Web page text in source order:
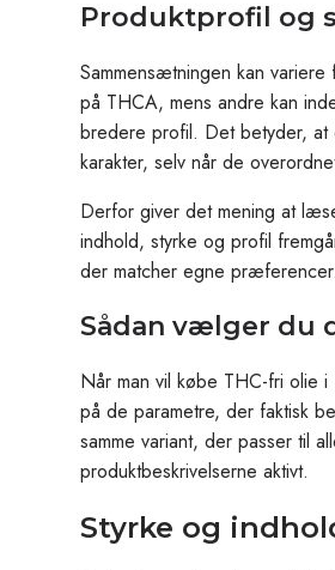
Produktprofil og
Sammensætningen kan
på THCA, mens andre kan
bredere profil. Det betyder,
karakter, selv når de
Derfor giver det mening at
indhold, styrke og profil
der matcher egne præferencer.
Sådan vælger du
Når man vil købe THC-fri olie i
på de parametre, der faktisk
samme variant, der passer til
produktbeskrivelserne aktivt.
Styrke og